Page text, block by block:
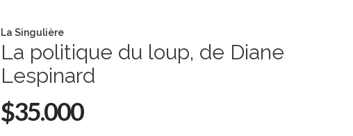
La Singulière
La politique du loup, de Diane
Lespinard
$35.000